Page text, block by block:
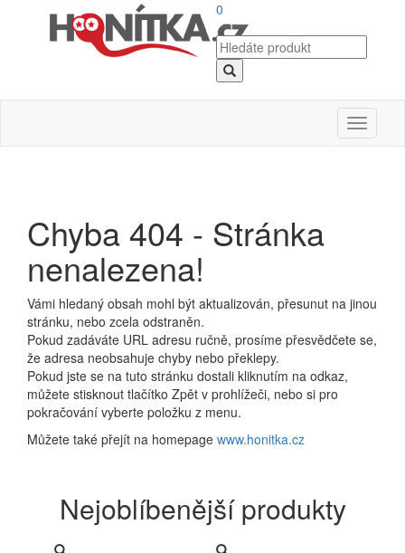
0
Toggle
Chyba 404 - Stránka
nenalezena!
Vámi hledaný obsah mohl být aktualizován, přesunut na jinou
stránku, nebo zcela odstraněn.
Pokud zadáváte URL adresu ručně, prosíme přesvědčete se,
že adresa neobsahuje chyby nebo překlepy.
Pokud jste se na tuto stránku dostali kliknutím na odkaz,
můžete stisknout tlačítko Zpět v prohlížeči, nebo si pro
pokračování vyberte položku z menu.
Můžete také přejít na homepage www.honitka.cz
Nejoblíbenější produkty